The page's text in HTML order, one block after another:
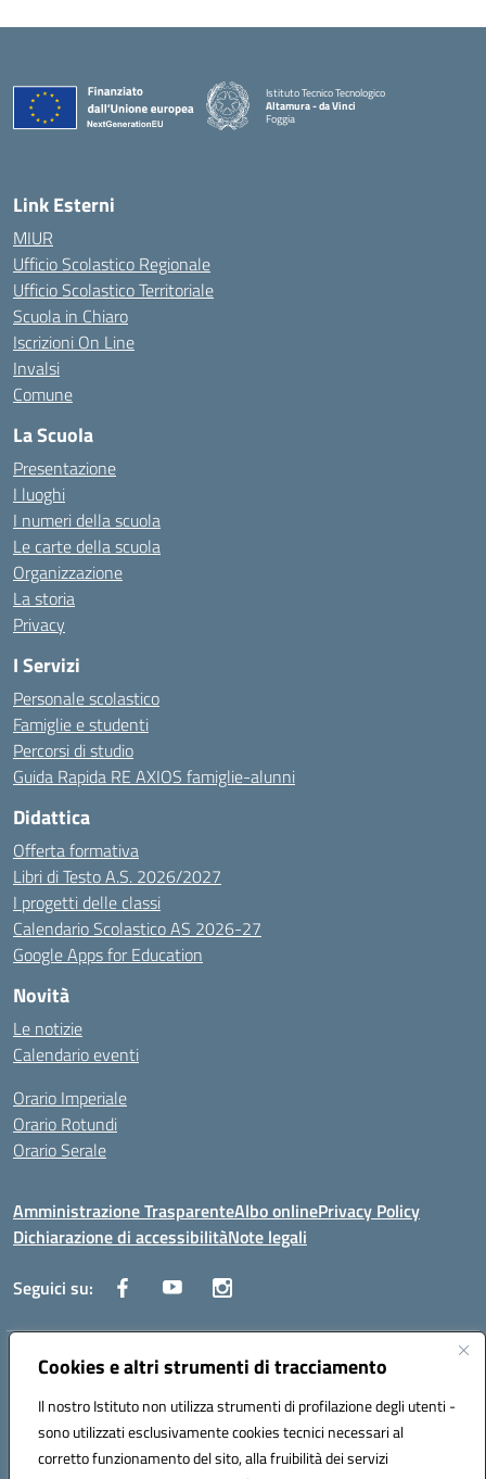
Cookies e altri strumenti di tracciamento
Il nostro Istituto non utilizza strumenti di profilazione degli utenti -
sono utilizzati esclusivamente cookies tecnici necessari al
corretto funzionamento del sito, alla fruibilità dei servizi
Istituto Tecnico Tecnologico
Altamura - da Vinci
Foggia
— Visita la pagina iniziale della scuola
Link Esterni
MIUR
Ufficio Scolastico Regionale
Ufficio Scolastico Territoriale
Scuola in Chiaro
Iscrizioni On Line
Invalsi
Comune
La Scuola
Presentazione
I luoghi
I numeri della scuola
Le carte della scuola
Organizzazione
La storia
Privacy
I Servizi
Personale scolastico
Famiglie e studenti
Percorsi di studio
Guida Rapida RE AXIOS famiglie-alunni
Didattica
Offerta formativa
Libri di Testo A.S. 2026/2027
I progetti delle classi
Calendario Scolastico AS 2026-27
Google Apps for Education
Novità
Le notizie
Calendario eventi
Orario Imperiale
Orario Rotundi
Orario Serale
Amministrazione TrasparenteAlbo onlinePrivacy Policy
Dichiarazione di accessibilitàNote legali
Seguici su:
Indirizzo:Via Generale Francesco Rotundi 4, 71121 Foggia (FG)
Posta elettronica certificata (PEC):fgtf13000c@pec.istruzione.it
Codice fiscale: 94090750715
Codice meccanografico: FGTF13000C